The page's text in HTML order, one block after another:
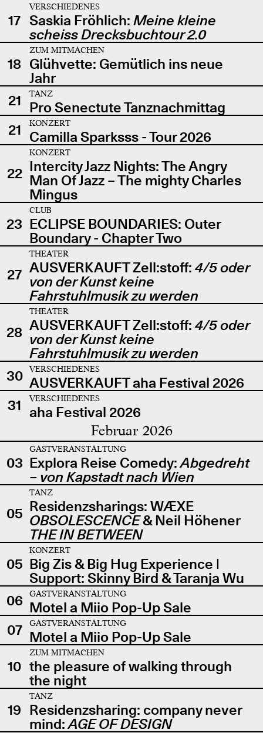
17
VERSCHIEDENES
Saskia Fröhlich: Meine kleine
scheiss Drecksbuchtour 2.0
18
ZUM MITMACHEN
Glühvette: Gemütlich ins neue
Jahr
21
TANZ
Pro Senectute Tanznachmittag
21
KONZERT
Camilla Sparksss - Tour 2026
22
KONZERT
Intercity Jazz Nights: The Angry
Man Of Jazz – The mighty Charles
Mingus
23
CLUB
ECLIPSE BOUNDARIES: Outer
Boundary - Chapter Two
27
THEATER
AUSVERKAUFT Zell:stoff: 4/5 oder
von der Kunst keine
Fahrstuhlmusik zu werden
28
THEATER
AUSVERKAUFT Zell:stoff: 4/5 oder
von der Kunst keine
Fahrstuhlmusik zu werden
30
VERSCHIEDENES
AUSVERKAUFT aha Festival 2026
31
VERSCHIEDENES
aha Festival 2026
Februar 2026
03
GASTVERANSTALTUNG
Explora Reise Comedy:Abgedreht
– von Kapstadt nach Wien
05
TANZ
Residenzsharings: WÆXE
OBSOLESCENCE& Neil Höhener
THE IN BETWEEN
05
KONZERT
Big Zis & Big Hug Experience |
Support: Skinny Bird & Taranja Wu
06
GASTVERANSTALTUNG
Motel a Miio Pop-Up Sale
07
GASTVERANSTALTUNG
Motel a Miio Pop-Up Sale
10
ZUM MITMACHEN
the pleasure of walking through
the night
19
TANZ
Residenzsharing: company never
mind:AGE OF DESIGN